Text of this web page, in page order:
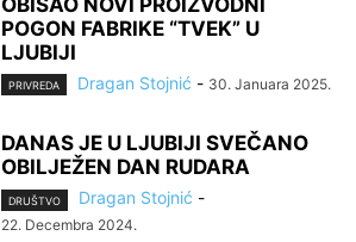
OBIŠAO NOVI PROIZVODNI
POGON FABRIKE “TVEK” U
LJUBIJI
PRIVREDA Dragan Stojnić - 30. Januara 2025.
DANAS JE U LJUBIJI SVEČANO
OBILJEŽEN DAN RUDARA
DRUŠTVO Dragan Stojnić -
22. Decembra 2024.